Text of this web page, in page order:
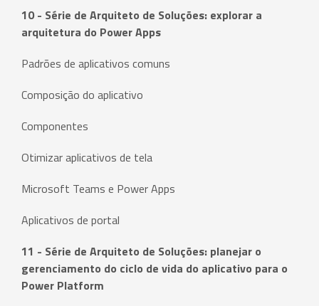
10 - Série de Arquiteto de Soluções: explorar a
arquitetura do Power Apps
Padrões de aplicativos comuns
Composição do aplicativo
Componentes
Otimizar aplicativos de tela
Microsoft Teams e Power Apps
Aplicativos de portal
11 - Série de Arquiteto de Soluções: planejar o
gerenciamento do ciclo de vida do aplicativo para o
Power Platform